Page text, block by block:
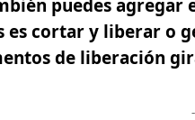
puedes agregar
es cortar y liberar o
de liberación